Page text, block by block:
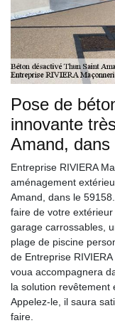
Pose de
innovante
Amand, dans
Entreprise RIVIERA
aménagement
Amand, dans le
faire de votre
garage carrossables,
plage de piscine
de Entreprise
voua accompagnera
la solution revêtement
Appelez-le, il saura
faire.